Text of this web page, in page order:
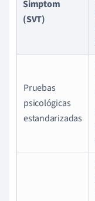
Simptom
(SVT)
Pruebas
psicológicas
estandarizadas